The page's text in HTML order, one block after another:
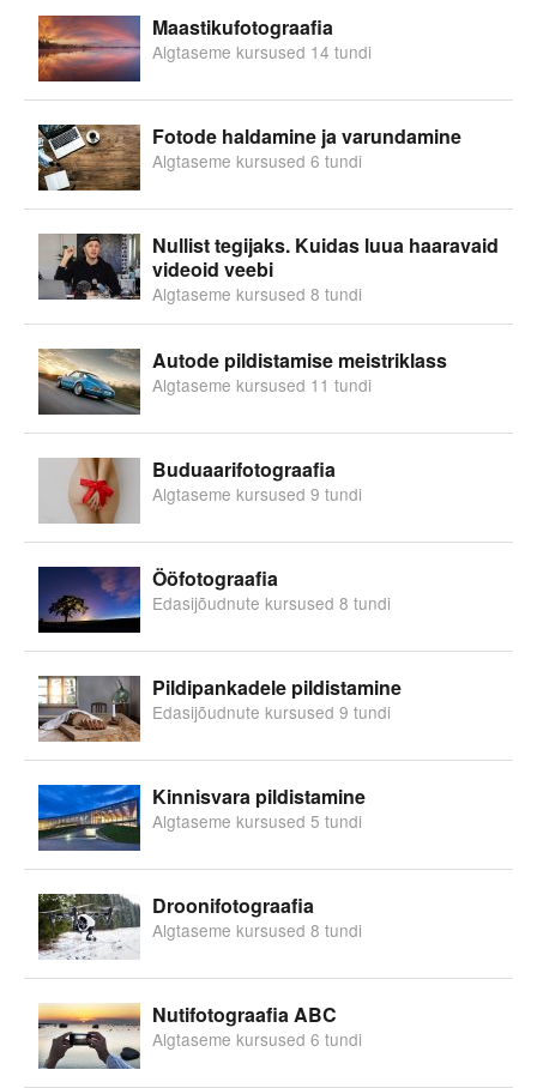
Maastikufotograafia
Algtaseme kursused 14 tundi
Fotode haldamine ja varundamine
Algtaseme kursused 6 tundi
Nullist tegijaks. Kuidas luua haaravaid
videoid veebi
Algtaseme kursused 8 tundi
Autode pildistamise meistriklass
Algtaseme kursused 11 tundi
Buduaarifotograafia
Algtaseme kursused 9 tundi
Ööfotograafia
Edasijõudnute kursused 8 tundi
Pildipankadele pildistamine
Edasijõudnute kursused 9 tundi
Kinnisvara pildistamine
Algtaseme kursused 5 tundi
Droonifotograafia
Algtaseme kursused 8 tundi
Nutifotograafia ABC
Algtaseme kursused 6 tundi